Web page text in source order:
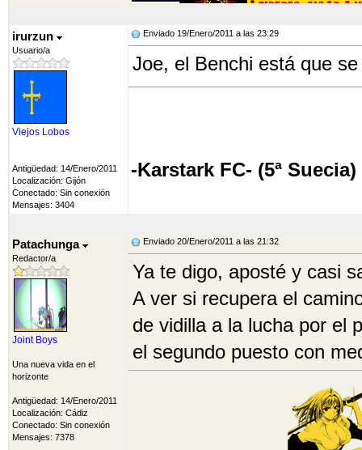
irurzun
Usuario/a
Viejos Lobos
Antigüedad: 14/Enero/2011
Localización: Gijón
Conectado: Sin conexión
Mensajes: 3404
Enviado 19/Enero/2011 a las 23:29
Joe, el Benchi está que
-Karstark FC- (5ª Suecia)
Patachunga
Redactor/a
Joint Boys
Una nueva vida en el
horizonte
Antigüedad: 14/Enero/2011
Localización: Cádiz
Conectado: Sin conexión
Mensajes: 7378
Enviado 20/Enero/2011 a las 21:32
Ya te digo, aposté y casi
A ver si recupera el
de vidilla a la lucha por el
el segundo puesto con